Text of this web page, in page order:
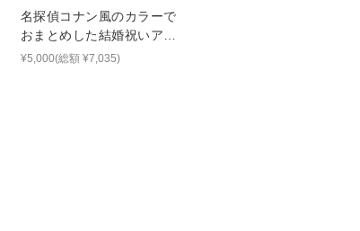
名探偵コナン風のカラーで
おまとめした結婚祝いアレ
ンジメント
¥5,000(総額 ¥7,035)